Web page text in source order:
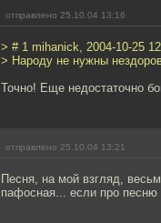
отправлено 25.10.04 13:16
> # 1 mihanick, 2004-10-25
> Народу не нужны
Точно! Еще недостаточно
отправлено 25.10.04 13:21
Песня, на мой взгляд,
пафосная... если про песню